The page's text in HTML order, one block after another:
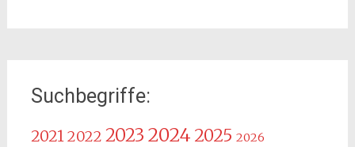
Suchbegriffe:
2021 2022 2023 2024 2025 2026